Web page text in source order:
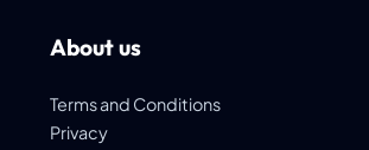
About us
Terms and Conditions
Privacy